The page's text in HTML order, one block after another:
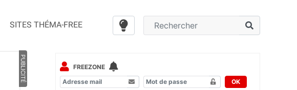
SITES THÉMA-FREE
PUBLICITÉ
FREEZONE
OK